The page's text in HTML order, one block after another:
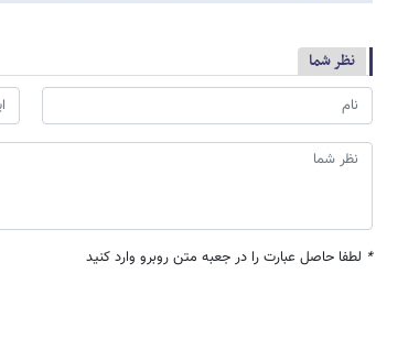
نظر شما
* لطفا حاصل عبارت را در جعبه متن روبرو وارد کنید